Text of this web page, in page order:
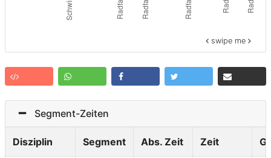
swipe me
Segment-Zeiten
Disziplin Segment Abs. Zeit Zeit